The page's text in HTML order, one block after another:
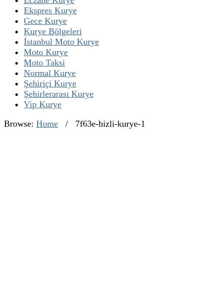
Ekspres Kurye
Gece Kurye
Kurye Bölgeleri
İstanbul Moto Kurye
Moto Kurye
Moto Taksi
Normal Kurye
Şehiriçi Kurye
Şehirlerarası Kurye
Vip Kurye
Browse: Home / 7f63e-hizli-kurye-1